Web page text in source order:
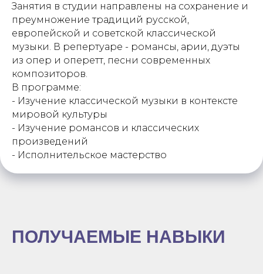
Занятия в студии направлены на сохранение и
преумножение традиций русской,
европейской и советской классической
музыки. В репертуаре - романсы, арии, дуэты
из опер и оперетт, песни современных
композиторов.
В программе:
- Изучение классической музыки в контексте
мировой культуры
- Изучение романсов и классических
произведений
- Исполнительское мастерство
ПОЛУЧАЕМЫЕ НАВЫКИ